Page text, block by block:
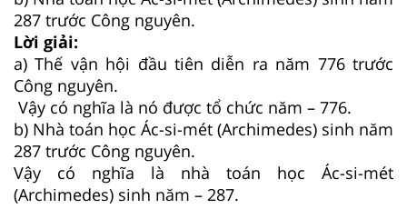
287 trước Công nguyên.
Lời giải:
a) Thế vận hội đầu tiên diễn ra năm 776 trước
Công nguyên.
Vậy có nghĩa là nó được tổ chức năm – 776.
b) Nhà toán học Ác-si-mét (Archimedes) sinh năm
287 trước Công nguyên.
Vậy có nghĩa là nhà toán học Ác-si-mét
(Archimedes) sinh năm – 287.